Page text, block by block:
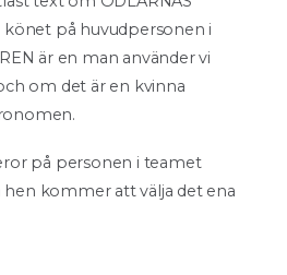
könet på huvudpersonen i
är en man använder vi
om det är en kvinna
på personen i teamet
kommer att välja det ena